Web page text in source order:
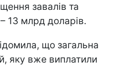
завалів та
13 млрд доларів.
що загальна
яку вже виплатили